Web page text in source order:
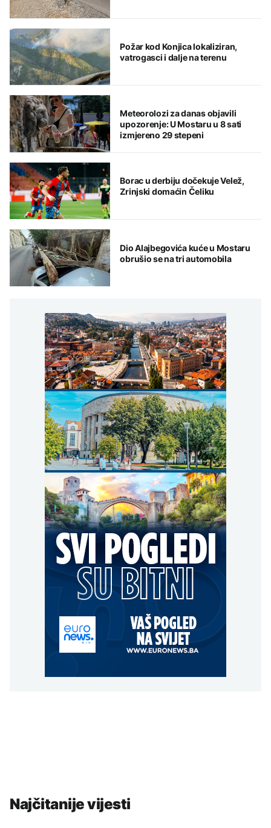
Požar kod Konjica lokaliziran,
vatrogasci i dalje na terenu
Meteorolozi za danas objavili
upozorenje: U Mostaru u 8 sati
izmjereno 29 stepeni
Borac u derbiju dočekuje Velež,
Zrinjski domaćin Čeliku
Dio Alajbegovića kuće u Mostaru
obrušio se na tri automobila
Najčitanije vijesti